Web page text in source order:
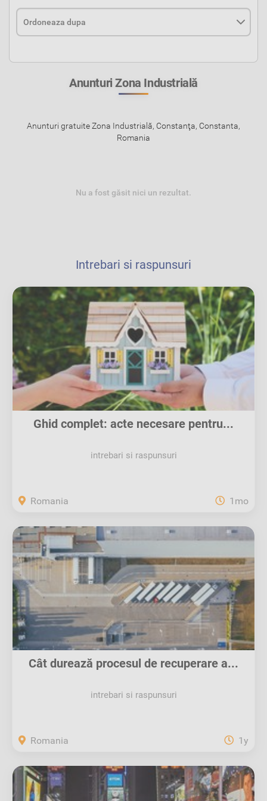
Anunturi Zona Industrială
Anunturi gratuite Zona Industrială, Constanţa, Constanta,
Romania
Nu a fost găsit nici un rezultat.
Intrebari si raspunsuri
Ghid complet: acte necesare pentru...
intrebari si raspunsuri
Romania 1mo
Cât durează procesul de recuperare a...
intrebari si raspunsuri
Romania 1y